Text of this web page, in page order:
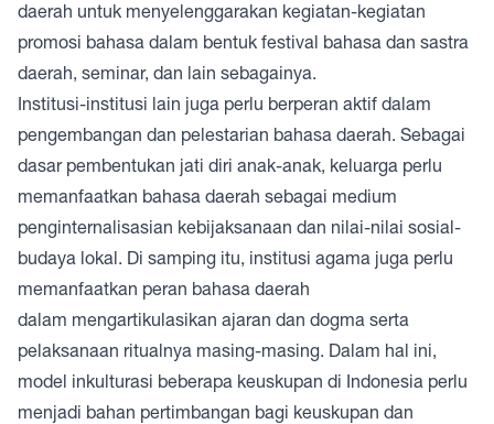
daerah untuk menyelenggarakan kegiatan-kegiatan
promosi bahasa dalam bentuk festival bahasa dan sastra
daerah, seminar, dan lain sebagainya.
Institusi-institusi lain juga perlu berperan aktif dalam
pengembangan dan pelestarian bahasa daerah. Sebagai
dasar pembentukan jati diri anak-anak, keluarga perlu
memanfaatkan bahasa daerah sebagai medium
penginternalisasian kebijaksanaan dan nilai-nilai sosial-
budaya lokal. Di samping itu, institusi agama juga perlu
memanfaatkan peran bahasa daerah
dalam mengartikulasikan ajaran dan dogma serta
pelaksanaan ritualnya masing-masing. Dalam hal ini,
model inkulturasi beberapa keuskupan di Indonesia perlu
menjadi bahan pertimbangan bagi keuskupan dan